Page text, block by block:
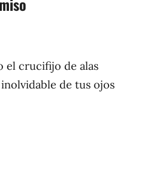
el crucifijo de alas
de tus ojos